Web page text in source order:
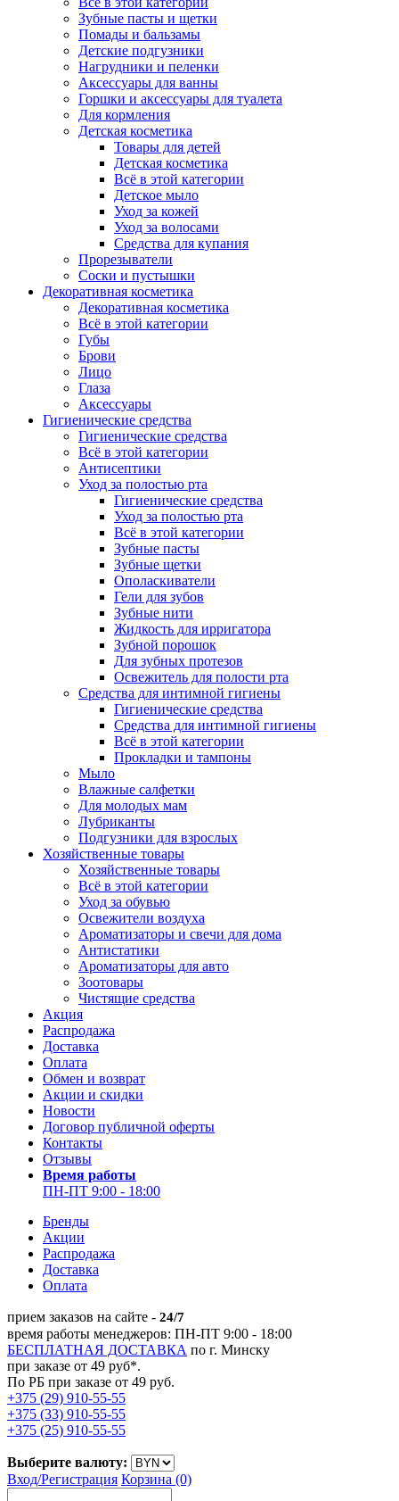
Зубные пасты и щетки
Помады и бальзамы
Детские подгузники
Нагрудники и пеленки
Аксессуары для ванны
Горшки и аксессуары для туалета
Для кормления
Детская косметика
Товары для детей
Детская косметика
Всё в этой категории
Детское мыло
Уход за кожей
Уход за волосами
Средства для купания
Прорезыватели
Соски и пустышки
Декоративная косметика
Декоративная косметика
Всё в этой категории
Губы
Брови
Лицо
Глаза
Аксессуары
Гигиенические средства
Гигиенические средства
Всё в этой категории
Антисептики
Уход за полостью рта
Гигиенические средства
Уход за полостью рта
Всё в этой категории
Зубные пасты
Зубные щетки
Ополаскиватели
Гели для зубов
Зубные нити
Жидкость для ирригатора
Зубной порошок
Для зубных протезов
Освежитель для полости рта
Средства для интимной гигиены
Гигиенические средства
Средства для интимной гигиены
Всё в этой категории
Прокладки и тампоны
Мыло
Влажные салфетки
Для молодых мам
Лубриканты
Подгузники для взрослых
Хозяйственные товары
Хозяйственные товары
Всё в этой категории
Уход за обувью
Освежители воздуха
Ароматизаторы и свечи для дома
Антистатики
Ароматизаторы для авто
Зоотовары
Чистящие средства
Акция
Распродажа
Доставка
Оплата
Обмен и возврат
Акции и скидки
Новости
Договор публичной оферты
Контакты
Отзывы
Время работы
ПН-ПТ 9:00 - 18:00
Бренды
Акции
Распродажа
Доставка
Оплата
прием заказов на сайте - 24/7
время работы менеджеров: ПН-ПТ 9:00 - 18:00
БЕСПЛАТНАЯ ДОСТАВКА по г. Минску
при заказе от 49 руб*.
По РБ при заказе от 49 руб.
+375 (29) 910-55-55
+375 (33) 910-55-55
+375 (25) 910-55-55
Выберите валюту:
Вход/Регистрация Корзина (0)